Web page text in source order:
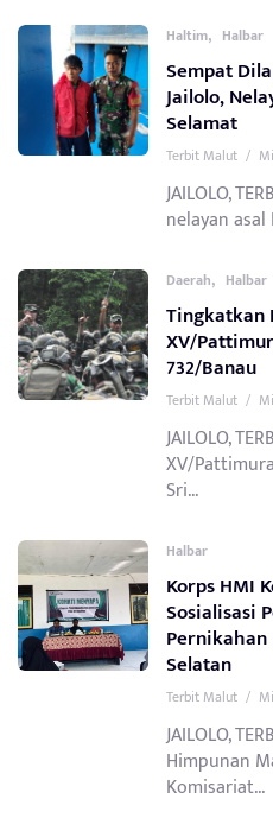
Haltim, Halbar
Sempat
Jailolo,
Selamat
Terbit Malut /
JAILOLO,
nelayan
Daerah, Halbar
Tingkatkan
XV/
732/Banau
Terbit Malut /
JAILOLO,
XV/
Sri...
Halbar
Korps HMI
Sosialisasi
Selatan
Terbit Malut /
JAILOLO,
Himpunan
Komisariat...